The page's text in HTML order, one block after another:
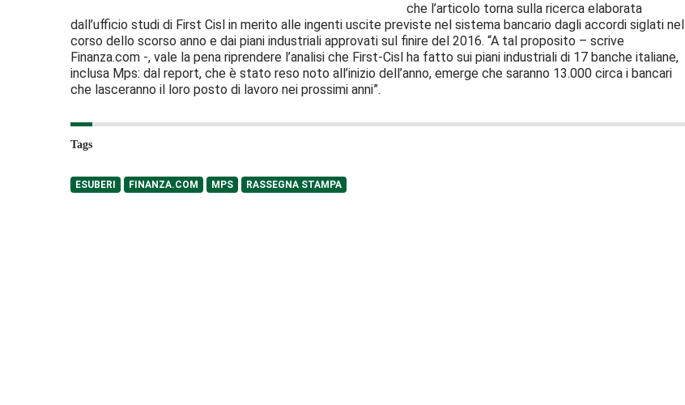
che l’articolo torna sulla ricerca elaborata
dall’ufficio studi di First Cisl in merito alle ingenti uscite previste nel sistema bancario dagli accordi siglati nel
corso dello scorso anno e dai piani industriali approvati sul finire del 2016. “A tal proposito – scrive
Finanza.com -, vale la pena riprendere l’analisi che First-Cisl ha fatto sui piani industriali di 17 banche italiane,
inclusa Mps: dal report, che è stato reso noto all’inizio dell’anno, emerge che saranno 13.000 circa i bancari
che lasceranno il loro posto di lavoro nei prossimi anni”.
Tags
ESUBERI FINANZA.COM MPS RASSEGNA STAMPA